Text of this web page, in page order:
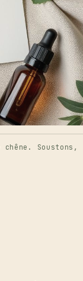
Soustons,